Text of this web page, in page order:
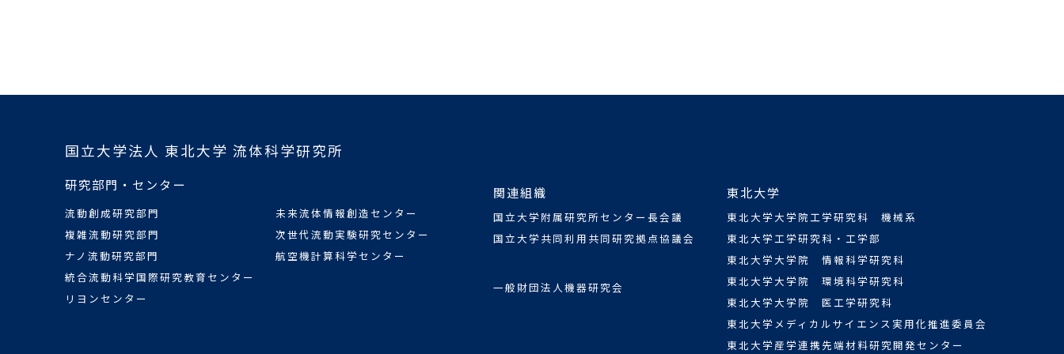
国立大学法人 東北大学 流体科学研究所
研究部門・センター
流動創成研究部門
複雑流動研究部門
ナノ流動研究部門
統合流動科学国際研究教育センター
リヨンセンター
未来流体情報創造センター
次世代流動実験研究センター
航空機計算科学センター
関連組織
国立大学附属研究所センター長会議
国立大学共同利用共同研究拠点協議会
一般財団法人機器研究会
東北大学
東北大学大学院工学研究科 機械系
東北大学工学研究科・工学部
東北大学大学院 情報科学研究科
東北大学大学院 環境科学研究科
東北大学大学院 医工学研究科
東北大学メディカルサイエンス実用化推進委員会
東北大学産学連携先端材料研究開発センター